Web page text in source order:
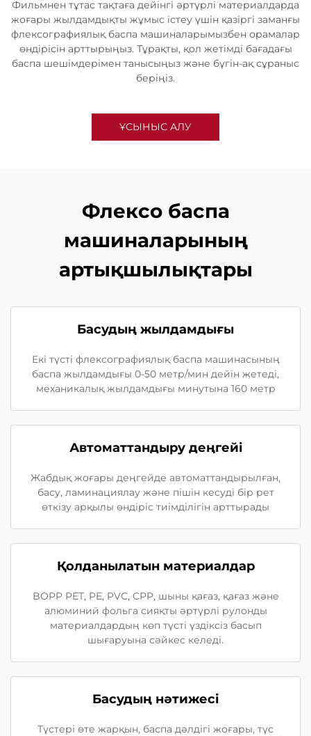
Фильмнен тұтас тақтаға дейінгі әртүрлі материалдарда
жоғары жылдамдықты жұмыс істеу үшін қазіргі заманғы
флексографиялық баспа машиналарымызбен орамалар
өндірісін арттырыңыз. Тұрақты, қол жетімді бағадағы
баспа шешімдерімен танысыңыз және бүгін-ақ сұраныс
беріңіз.
ҰСЫНЫС АЛУ
Флексо баспа
машиналарының
артықшылықтары
Басудың жылдамдығы
Екі түсті флексографиялық баспа машинасының
баспа жылдамдығы 0-50 метр/мин дейін жетеді,
механикалық жылдамдығы минутына 160 метр
Автоматтандыру деңгейі
Жабдық жоғары деңгейде автоматтандырылған,
басу, ламинациялау және пішін кесуді бір рет
өткізу арқылы өндіріс тиімділігін арттырады
Қолданылатын материалдар
BOPP PET, PE, PVC, CPP, шыны қағаз, қағаз және
алюминий фольга сияқты әртүрлі рулонды
материалдардың көп түсті үздіксіз басып
шығаруына сәйкес келеді.
Басудың нәтижесі
Түстері өте жарқын, баспа дәлдігі жоғары, түс